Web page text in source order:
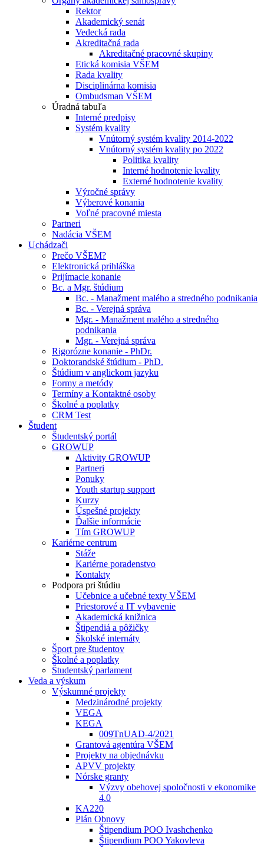
Rektor
Akademický senát
Vedecká rada
Akreditačná rada
Akreditačné pracovné skupiny
Etická komisia VŠEM
Rada kvality
Disciplinárna komisia
Ombudsman VŠEM
Úradná tabuľa
Interné predpisy
Systém kvality
Vnútorný systém kvality 2014-2022
Vnútorný systém kvality po 2022
Politika kvality
Interné hodnotenie kvality
Externé hodnotenie kvality
Výročné správy
Výberové konania
Voľné pracovné miesta
Partneri
Nadácia VŠEM
Uchádzači
Prečo VŠEM?
Elektronická prihláška
Prijímacie konanie
Bc. a Mgr. štúdium
Bc. - Manažment malého a stredného podnikania
Bc. - Verejná správa
Mgr. - Manažment malého a stredného
podnikania
Mgr. - Verejná správa
Rigorózne konanie - PhDr.
Doktorandské štúdium - PhD.
Štúdium v anglickom jazyku
Formy a metódy
Termíny a Kontaktné osoby
Školné a poplatky
CRM Test
Študent
Študentský portál
GROWUP
Aktivity GROWUP
Partneri
Ponuky
Youth startup support
Kurzy
Úspešné projekty
Ďalšie informácie
Tím GROWUP
Kariérne centrum
Stáže
Kariérne poradenstvo
Kontakty
Podpora pri štúdiu
Učebnice a učebné texty VŠEM
Priestorové a IT vybavenie
Akademická knižnica
Štipendiá a pôžičky
Školské internáty
Šport pre študentov
Školné a poplatky
Študentský parlament
Veda a výskum
Výskumné projekty
Medzinárodné projekty
VEGA
KEGA
009TnUAD-4/2021
Grantová agentúra VŠEM
Projekty na objednávku
APVV projekty
Nórske granty
Výzvy obehovej spoločnosti v ekonomike
4.0
KA220
Plán Obnovy
Štipendium POO Ivashchenko
Štipendium POO Yakovleva